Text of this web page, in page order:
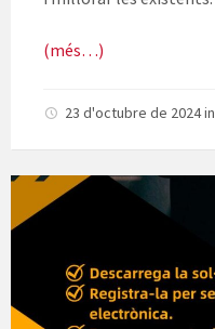
(més…)
23 d'octubre de 2024in